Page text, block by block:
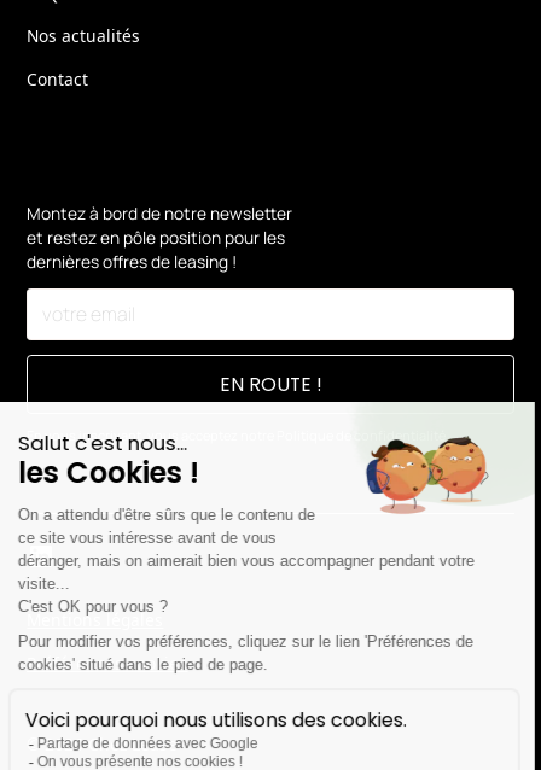
Nos actualités
Contact
Montez à bord de notre newsletter
et restez en pôle position pour les
dernières offres de leasing !
En vous inscrivant, vous acceptez notre Politique de confidentialité.
© 2026 Chez Lease
Mentions légales
Préférences cookies